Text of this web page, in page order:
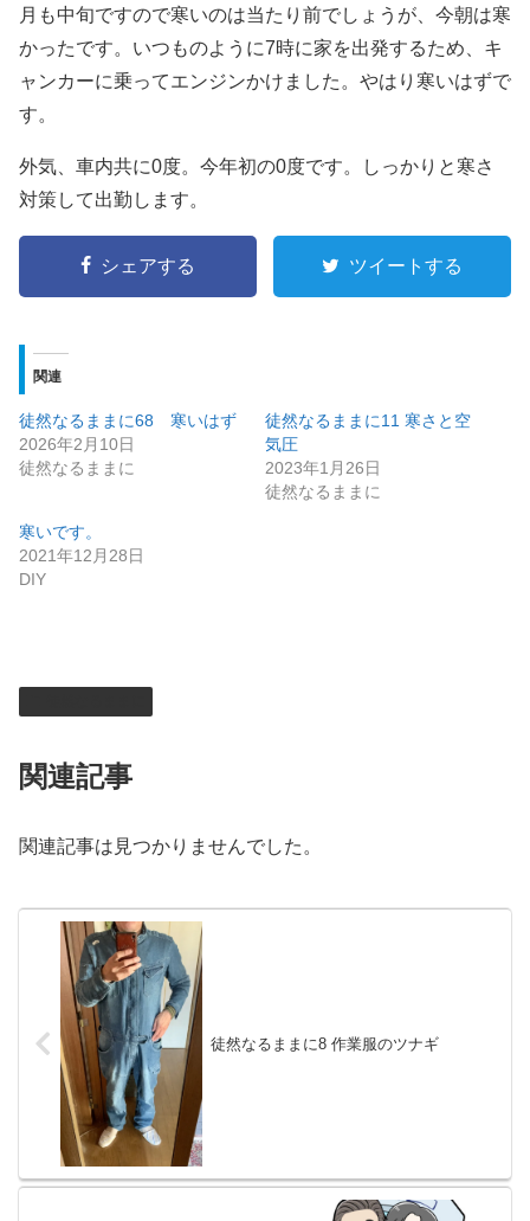
月も中旬ですので寒いのは当たり前でしょうが、今朝は寒
かったです。いつものように7時に家を出発するため、キ
ャンカーに乗ってエンジンかけました。やはり寒いはずで
す。
外気、車内共に0度。今年初の0度です。しっかりと寒さ
対策して出勤します。
シェアする ツイートする
関連
徒然なるままに68 寒いはず
2026年2月10日
徒然なるままに
徒然なるままに11 寒さと空
気圧
2023年1月26日
徒然なるままに
寒いです。
2021年12月28日
DIY
関連記事
関連記事は見つかりませんでした。
徒然なるままに8 作業服のツナギ